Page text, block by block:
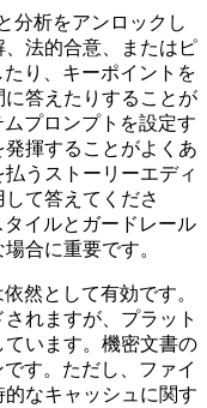
分析をアンロックし
法的合意、またはピ
り、キーポイントを
答えたりすることが
プロンプトを設定す
揮することがよくあ
うストーリーエディ
て答えてくださ
タイルとガードレール
合に重要です。
然として有効です。
れますが、プラット
います。機密文書の
す。ただし、ファイ
なキャッシュに関す